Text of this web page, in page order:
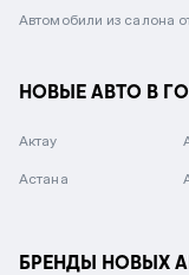
Автомобили из салона
НОВЫЕ АВТО В
Актау
Астана
БРЕНДЫ НОВЫХ